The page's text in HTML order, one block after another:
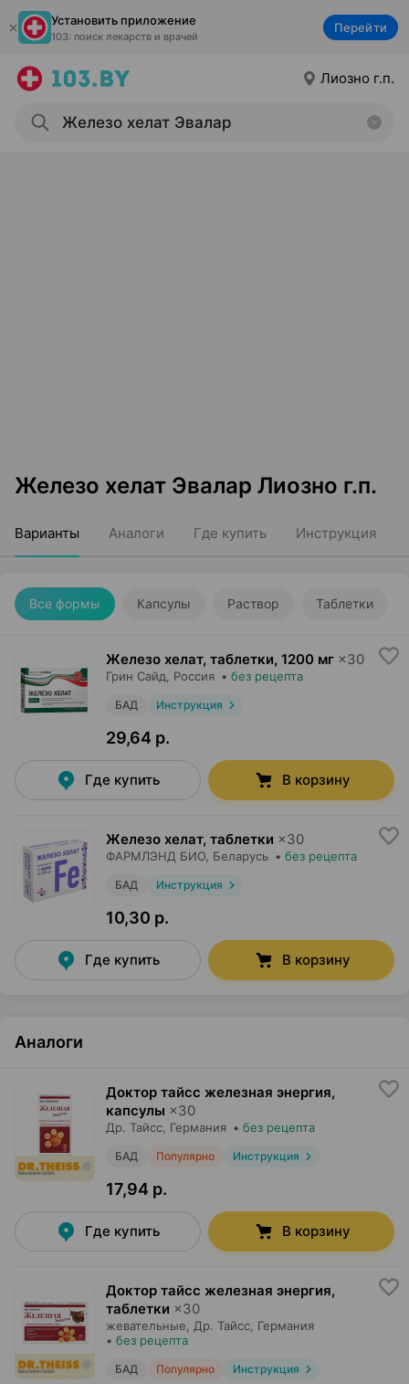
Установить приложение
103: поиск лекарств и врачей
Перейти
Лиозно г.п.
Железо хелат Эвалар Лиозно г.п.
Варианты Аналоги Где купить Инструкция
Все формы Капсулы Раствор Таблетки
Железо хелат, таблетки, 1200 мг ×30
Грин Сайд , Россия • без рецепта
БАД Инструкция
29,64 р.
Где купить В корзину
Железо хелат, таблетки ×30
ФАРМЛЭНД БИО , Беларусь • без рецепта
БАД Инструкция
10,30 р.
Где купить В корзину
Аналоги
Доктор тайсс железная энергия,
капсулы ×30
Др. Тайсс , Германия • без рецепта
БАД Популярно Инструкция
17,94 р.
Где купить В корзину
Доктор тайсс железная энергия,
таблетки ×30
жевательные, Др. Тайсс , Германия
• без рецепта
БАД Популярно Инструкция